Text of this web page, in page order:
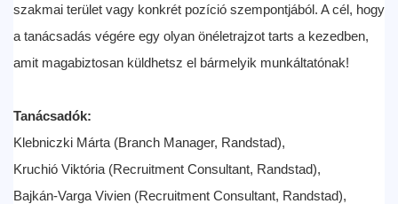
szakmai terület vagy konkrét pozíció szempontjából. A cél, hogy
a tanácsadás végére egy olyan önéletrajzot tarts a kezedben,
amit magabiztosan küldhetsz el bármelyik munkáltatónak!
Tanácsadók:
Klebniczki Márta (Branch Manager, Randstad),
Kruchió Viktória (Recruitment Consultant, Randstad),
Bajkán-Varga Vivien (Recruitment Consultant, Randstad),